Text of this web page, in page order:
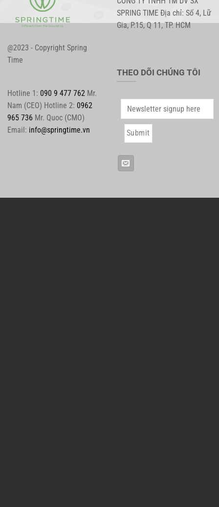
@2023 - Copyright Spring
Time
SPRING TIME Địa chỉ: Số 4, Lữ
Gia, P.15, Q 11, TP. HCM
Hotline 1: 090 9 477 762 Mr.
Nam (CEO) Hotline 2: 0962
965 736 Mr. Quoc (CMO)
Email: info@springtime.vn
THEO DÕI CHÚNG TÔI